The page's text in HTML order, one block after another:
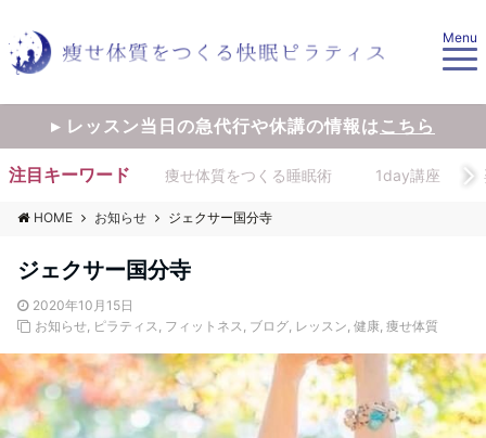
Menu
▸ レッスン当日の急代行や休講の情報はこちら
注目キーワード 痩せ体質をつくる睡眠術 1day講座
HOME お知らせ ジェクサー国分寺
ジェクサー国分寺
2020年10月15日
お知らせ, ピラティス, フィットネス, ブログ, レッスン, 健康, 痩せ体質